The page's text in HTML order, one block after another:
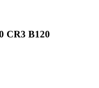
CR3 B120